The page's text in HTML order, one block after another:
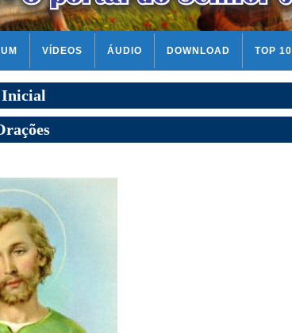
VÍDEOS ÁUDIO DOWNLOAD TOP 10
Inicial